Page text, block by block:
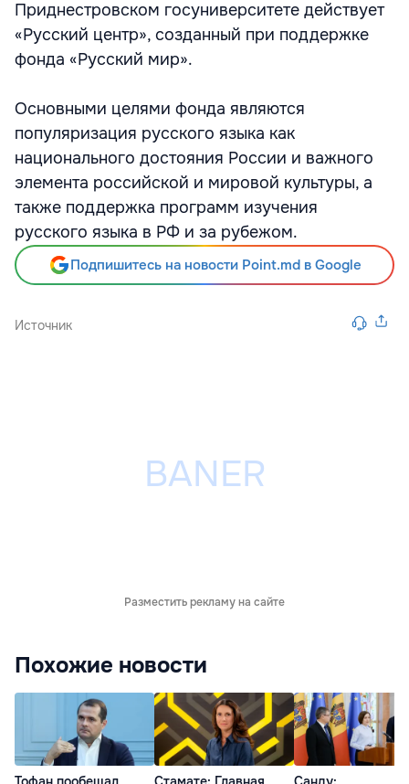
Приднестровском госуниверситете действует
«Русский центр», созданный при поддержке
фонда «Русский мир».
Основными целями фонда являются
популяризация русского языка как
национального достояния России и важного
элемента российской и мировой культуры, а
также поддержка программ изучения
русского языка в РФ и за рубежом.
Подпишитесь на новости Point.md в Google
Источник
Разместить рекламу на сайте
Похожие новости